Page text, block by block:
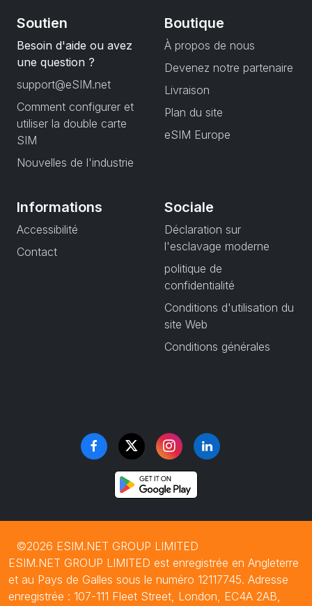
Soutien
Besoin d'aide ou avez
une question ?
support@eSIM.net
Comment configurer et
utiliser la double carte
SIM
Nouvelles de l'industrie
Boutique
À propos de nous
Devenez notre partenaire
Livraison
Plan du site
eSIM Europe
Informations
Accessibilité
Contact
Sociale
Déclaration sur
l'esclavage moderne
politique de
confidentialité
Conditions d'utilisation du
site Web
Conditions générales
©2026 ESIM.NET GROUP LIMITED
ESIM.NET GROUP LIMITED est enregistrée en Angleterre
et au Pays de Galles sous le numéro 12117745. Adresse
enregistrée : 107-111 Fleet Street, London, EC4A 2AB,